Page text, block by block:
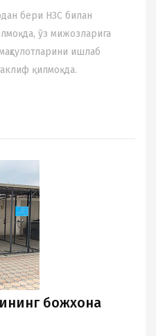
бери H3C билан
ўз мижозларига
ишлаб
қилмоқда.
божхона